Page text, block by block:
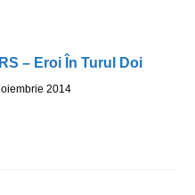
– Eroi În Turul Doi
2014